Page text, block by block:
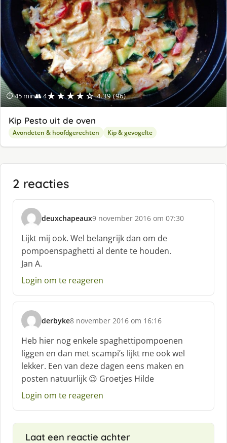
⏱ 45 min👥 4★★★★☆ 4.39 (96)
Kip Pesto uit de oven
Avondeten & hoofdgerechten Kip & gevogelte
2 reacties
deuxchapeaux
s
c
h
r
e
e
:
9 november 2016 om 07:30
Lijkt mij ook. Wel belangrijk dan om de
pompoenspaghetti al dente te houden.
Jan A.
Login om te reageren
derbyke
s
c
h
r
e
e
:
8 november 2016 om 16:16
Heb hier nog enkele spaghettipompoenen
liggen en dan met scampi’s lijkt me ook wel
lekker. Een van deze dagen eens maken en
posten natuurlijk 😉 Groetjes Hilde
Login om te reageren
Laat een reactie achter